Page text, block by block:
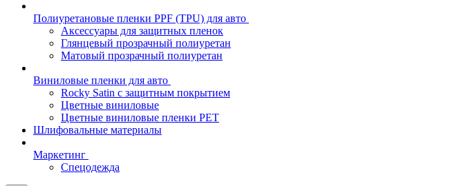
Полиуретановые пленки PPF (TPU) для авто
Аксессуары для защитных пленок
Глянцевый прозрачный полиуретан
Матовый прозрачный полиуретан
Виниловые пленки для авто
Rocky Satin с защитным покрытием
Цветные виниловые
Цветные виниловые пленки PET
Шлифовальные материалы
Маркетинг
Спецодежда